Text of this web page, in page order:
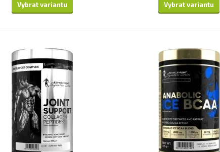
Vybrat variantu Vybrat variantu